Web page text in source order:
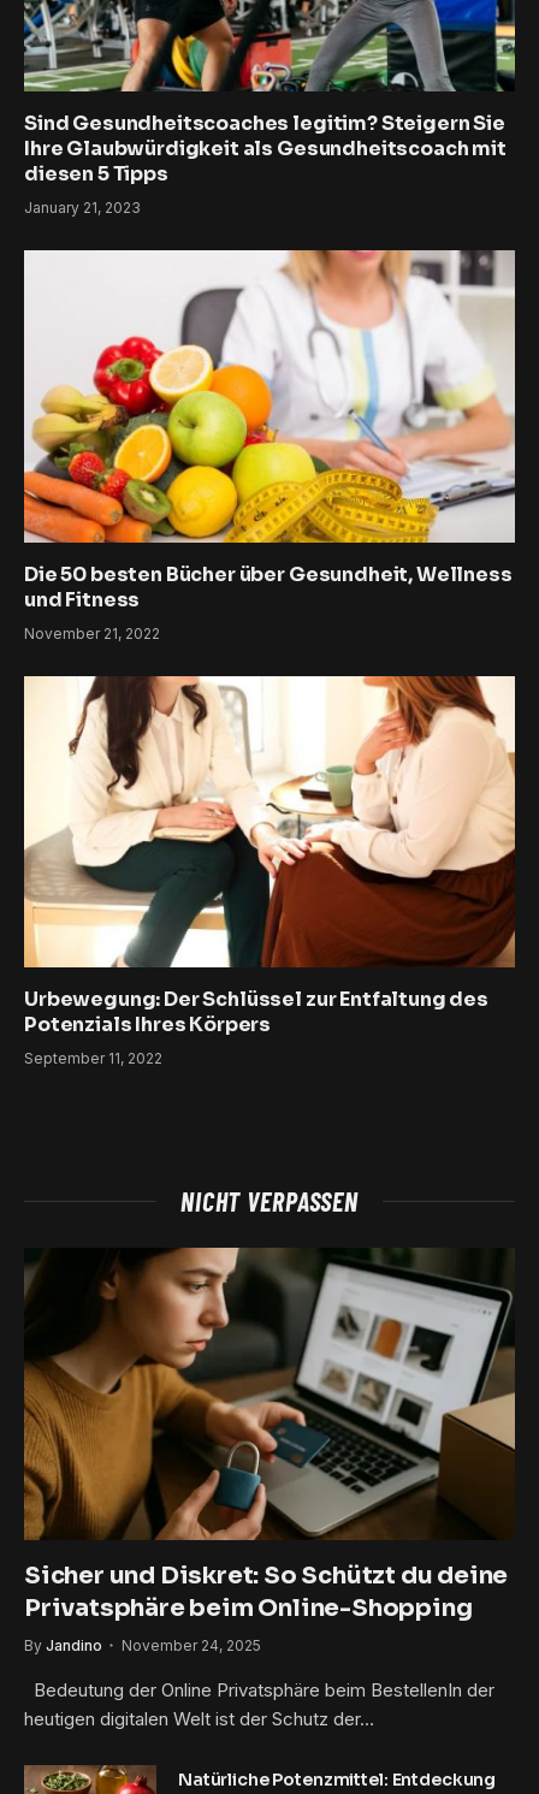
Sind Gesundheitscoaches legitim? Steigern Sie
Ihre Glaubwürdigkeit als Gesundheitscoach mit
diesen 5 Tipps
January 21, 2023
Die 50 besten Bücher über Gesundheit, Wellness
und Fitness
November 21, 2022
Urbewegung: Der Schlüssel zur Entfaltung des
Potenzials Ihres Körpers
September 11, 2022
NICHT VERPASSEN
Sicher und Diskret: So Schützt du deine
Privatsphäre beim Online-Shopping
By Jandino November 24, 2025
Bedeutung der Online Privatsphäre beim BestellenIn der
heutigen digitalen Welt ist der Schutz der…
Natürliche Potenzmittel: Entdeckung